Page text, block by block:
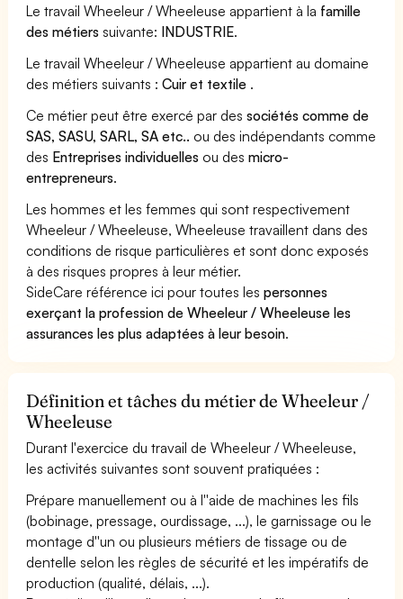
Le travail Wheeleur / Wheeleuse appartient à la famille
des métiers suivante: INDUSTRIE.
Le travail Wheeleur / Wheeleuse appartient au domaine
des métiers suivants :Cuir et textile .
Ce métier peut être exercé par dessociétés comme de
SAS, SASU, SARL, SA etc.. ou des indépendants comme
des Entreprises individuelles ou desmicro-
entrepreneurs.
Les hommes et les femmes qui sont respectivement
Wheeleur / Wheeleuse, Wheeleuse travaillent dans des
conditions de risque particulières et sont donc exposés
à des risques propres à leur métier.
SideCare référence ici pour toutes lespersonnes
exerçant la profession de Wheeleur / Wheeleuse les
assurances les plus adaptées à leur besoin.
Définition et tâches du métier de Wheeleur /
Wheeleuse
Durant l'exercice du travail de Wheeleur / Wheeleuse,
les activités suivantes sont souvent pratiquées :
Prépare manuellement ou à l''aide de machines les fils
(bobinage, pressage, ourdissage, ...), le garnissage ou le
montage d''un ou plusieurs métiers de tissage ou de
dentelle selon les règles de sécurité et les impératifs de
production (qualité, délais, ...).